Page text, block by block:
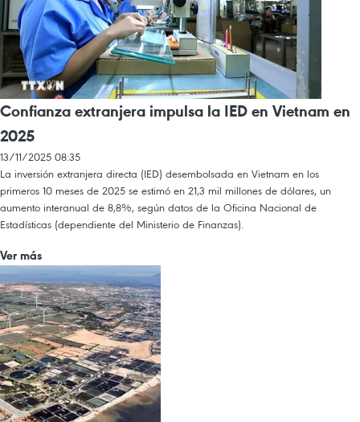
Confianza extranjera impulsa la IED en Vietnam en
2025
13/11/2025 08:35
La inversión extranjera directa (IED) desembolsada en Vietnam en los
primeros 10 meses de 2025 se estimó en 21,3 mil millones de dólares, un
aumento interanual de 8,8%, según datos de la Oficina Nacional de
Estadísticas (dependiente del Ministerio de Finanzas).
Ver más